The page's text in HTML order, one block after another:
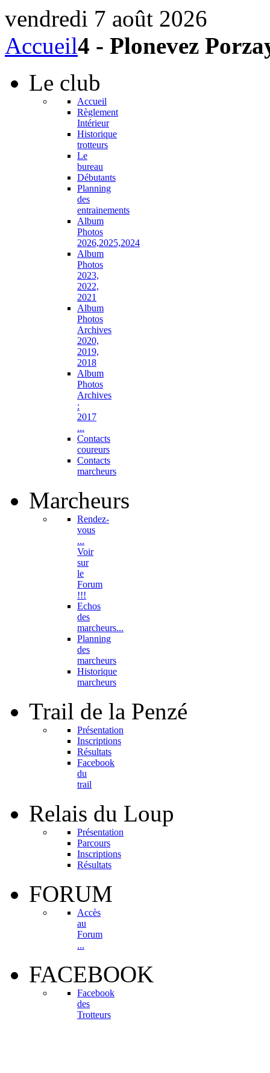
vendredi 7 août 2026
Accueil4 - Plonevez
Le club
Accueil
Règlement
Intérieur
Historique
trotteurs
Le
bureau
Débutants
Planning
des
entrainements
Album
Photos
2026,2025,2024
Album
Photos
2023,
2022,
2021
Album
Photos
Archives
2020,
2019,
2018
Album
Photos
Archives
:
2017
...
Contacts
coureurs
Contacts
marcheurs
Marcheurs
Rendez-
vous
...
Voir
sur
le
Forum
!!!
Echos
des
marcheurs...
Planning
des
marcheurs
Historique
marcheurs
Trail de la Penzé
Présentation
Inscriptions
Résultats
Facebook
du
trail
Relais du Loup
Présentation
Parcours
Inscriptions
Résultats
FORUM
Accès
au
Forum
...
FACEBOOK
Facebook
des
Trotteurs